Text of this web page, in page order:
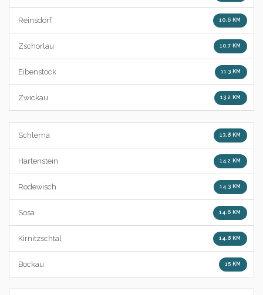
Reinsdorf 10.6 KM
Zschorlau 10.7 KM
Eibenstock 11.3 KM
Zwickau 13.2 KM
Schlema 13.8 KM
Hartenstein 14.2 KM
Rodewisch 14.3 KM
Sosa 14.6 KM
Kirnitzschtal 14.8 KM
Bockau 15 KM